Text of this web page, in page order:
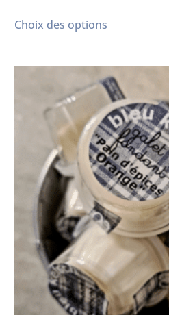
Choix des options